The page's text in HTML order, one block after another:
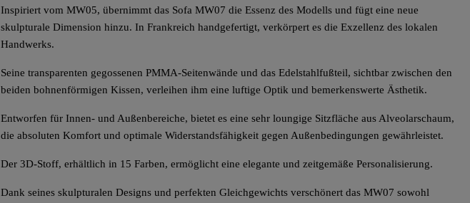
Inspiriert vom MW05, übernimmt das Sofa MW07 die Essenz des Modells und fügt eine neue
skulpturale Dimension hinzu. In Frankreich handgefertigt, verkörpert es die Exzellenz des lokalen
Handwerks.
Seine transparenten gegossenen PMMA-Seitenwände und das Edelstahlfußteil, sichtbar zwischen den
beiden bohnenförmigen Kissen, verleihen ihm eine luftige Optik und bemerkenswerte Ästhetik.
Entworfen für Innen- und Außenbereiche, bietet es eine sehr loungige Sitzfläche aus Alveolarschaum,
die absoluten Komfort und optimale Widerstandsfähigkeit gegen Außenbedingungen gewährleistet.
Der 3D-Stoff, erhältlich in 15 Farben, ermöglicht eine elegante und zeitgemäße Personalisierung.
Dank seines skulpturalen Designs und perfekten Gleichgewichts verschönert das MW07 sowohl